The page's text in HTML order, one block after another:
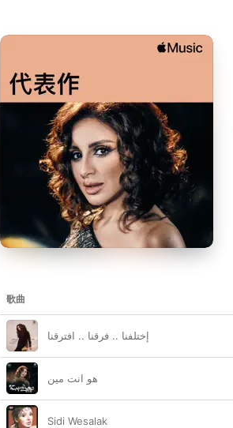
歌曲
إختلفنا .. فرقنا .. افترقنا
هو انت مين
Sidi Wesalak